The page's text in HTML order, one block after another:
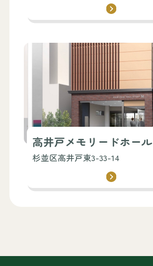
高井戸メモリードホール
杉並区高井戸東3-33-14